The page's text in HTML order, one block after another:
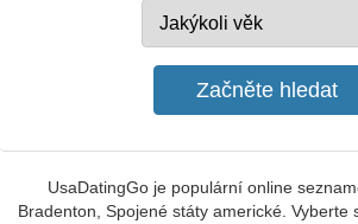
UsaDatingGo je populární online
Bradenton, Spojené státy americké. Vyberte